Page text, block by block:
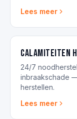
Lees meer
Calamiteiten
24/7
inbraakschade
herstellen.
Lees meer